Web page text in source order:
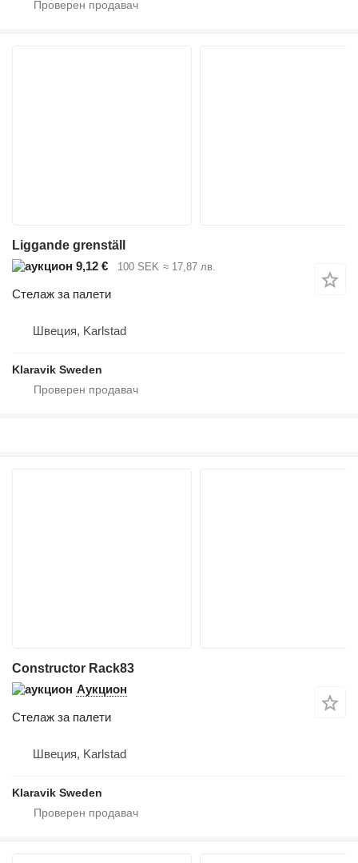
Liggande grenställ
9,12 €
100 SEK ≈ 17,87 лв.
Стелаж за палети
Швеция, Karlstad
Klaravik Sweden
Constructor Rack83
Аукцион
Стелаж за палети
Швеция, Karlstad
Klaravik Sweden